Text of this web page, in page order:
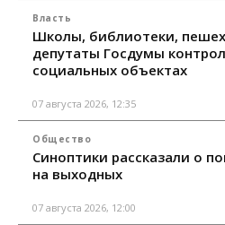
Власть
Школы, библиотеки,
депутаты Госдумы
социальных объектах
07 августа 2026, 12:35
Общество
Синоптики рассказали о
на выходных
07 августа 2026, 12:00